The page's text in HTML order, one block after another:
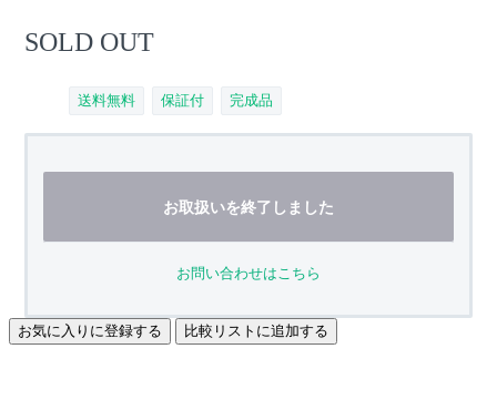
SOLD OUT
送料無料 保証付 完成品
お取扱いを終了しました
お問い合わせはこちら
お気に入りに登録する 比較リストに追加する